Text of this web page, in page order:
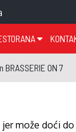
ŽUPANIJA
ŽUPANIJA
GASTRO
KNJIGEON 7
može doći do